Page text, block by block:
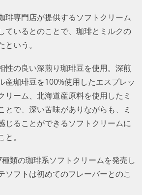
琲専門店が提供するソフトクリーム
ているとのことで、珈琲とミルクの
いう。
性の良い深煎り珈琲豆を使用。深煎
産珈琲豆を100%使用したエスプレッ
リーム、北海道産原料を使用したミ
とで、深い苦味がありながらも、ミ
じることができるソフトクリームに
。
類の珈琲系ソフトクリームを発売し
ソフトは初めてのフレーバーとのこ